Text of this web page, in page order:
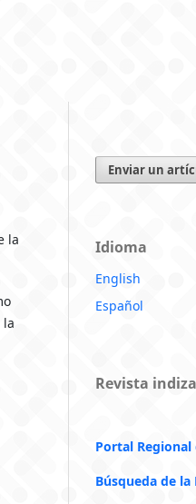
la
la
Enviar un
Idioma
English
Español
Revista
Portal Regional
Búsqueda de la